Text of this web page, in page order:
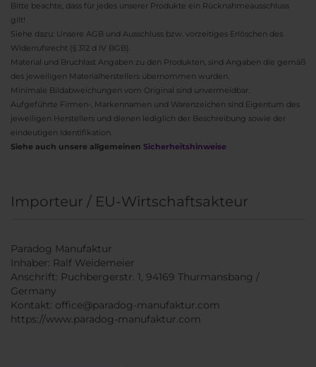
Bitte beachte, dass für jedes unserer Produkte ein Rücknahmeausschluss
gilt!
Siehe dazu: Unsere AGB und Ausschluss bzw. vorzeitiges Erlöschen des
Widerrufsrecht (§ 312 d IV BGB).
Material und Bruchlast Angaben zu den Produkten, sind Angaben die gemäß
des jeweiligen Materialherstellers übernommen wurden.
Minimale Bildabweichungen vom Original sind unvermeidbar.
Aufgeführte Firmen-, Markennamen und Warenzeichen sind Eigentum des
jeweiligen Herstellers und dienen lediglich der Beschreibung sowie der
eindeutigen Identifikation.
Siehe auch unsere allgemeinen Sicherheitshinweise
Importeur / EU-Wirtschaftsakteur
Paradog Manufaktur
Inhaber: Ralf Weidemeier
Anschrift: Puchbergerstr. 1, 94169 Thurmansbang /
Germany
Kontakt: office@paradog-manufaktur.com
https://www.paradog-manufaktur.com